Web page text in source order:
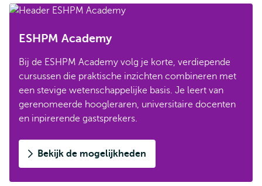
ESHPM Academy
Bij de ESHPM Academy volg je korte, verdiepende
cursussen die praktische inzichten combineren met
een stevige wetenschappelijke basis. Je leert van
gerenomeerde hoogleraren, universitaire docenten
en inpirerende gastsprekers.
Bekijk de mogelijkheden